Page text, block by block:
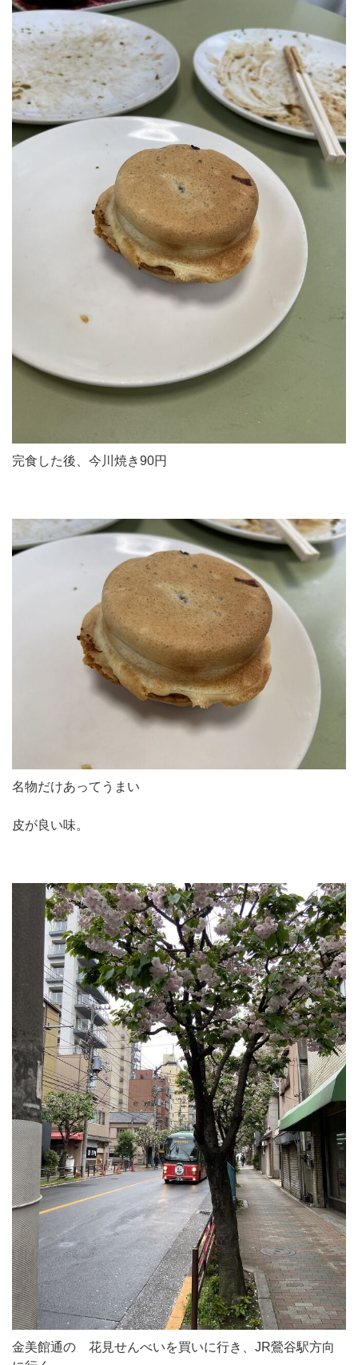
完食した後、今川焼き90円
名物だけあってうまい
皮が良い味。
金美館通の 花見せんべいを買いに行き、JR鶯谷駅方向